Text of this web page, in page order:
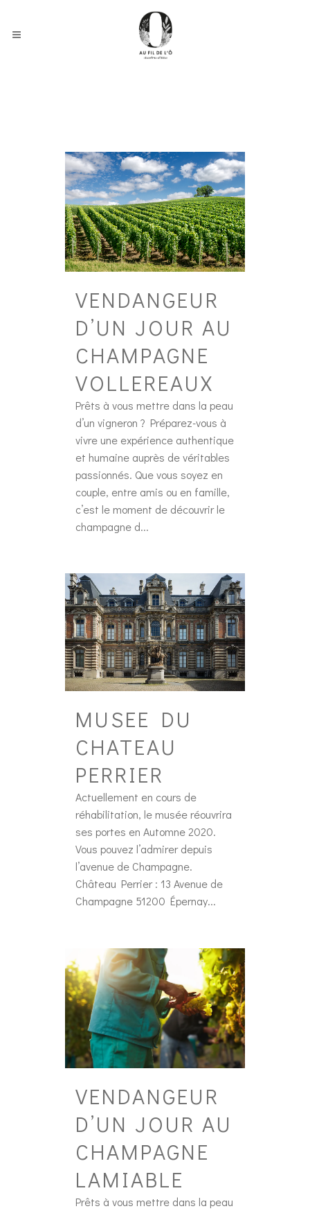
VENDANGEUR
D’UN JOUR AU
CHAMPAGNE
VOLLEREAUX
Prêts à vous mettre dans la peau
d’un vigneron ? Préparez-vous à
vivre une expérience authentique
et humaine auprès de véritables
passionnés. Que vous soyez en
couple, entre amis ou en famille,
c’est le moment de découvrir le
champagne d...
MUSEE DU
CHATEAU
PERRIER
Actuellement en cours de
réhabilitation, le musée réouvrira
ses portes en Automne 2020.
Vous pouvez l’admirer depuis
l’avenue de Champagne.
Château Perrier : 13 Avenue de
Champagne 51200 Épernay...
VENDANGEUR
D’UN JOUR AU
CHAMPAGNE
LAMIABLE
Prêts à vous mettre dans la peau